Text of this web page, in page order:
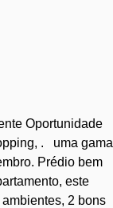
Oportunidade
. uma gama
Prédio bem
este
2 bons